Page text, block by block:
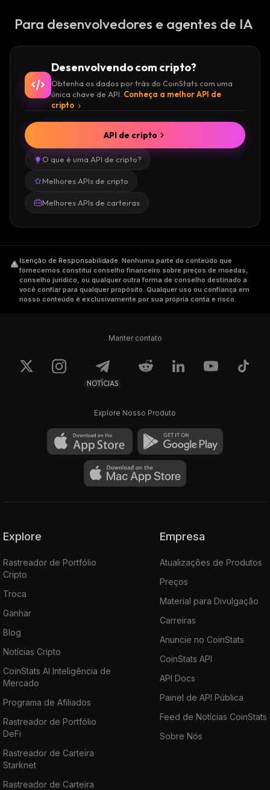
Para desenvolvedores e agentes de IA
Desenvolvendo com cripto?
Obtenha os dados por trás do CoinStats com uma
única chave de API. Conheça a melhor API de
cripto
O que é uma API de cripto?
Melhores APIs de cripto
Melhores APIs de carteiras
API de cripto
Isenção de Responsabilidade. Nenhuma parte do conteúdo que
fornecemos constitui conselho financeiro sobre preços de moedas,
conselho jurídico, ou qualquer outra forma de conselho destinado a
você confiar para qualquer propósito. Qualquer uso ou confiança em
nosso conteúdo é exclusivamente por sua própria conta e risco.
Manter contato
NOTÍCIAS
Explore Nosso Produto
Explore
Rastreador de Portfólio
Cripto
Troca
Ganhar
Blog
Notícias Cripto
CoinStats AI Inteligência de
Mercado
Programa de Afiliados
Rastreador de Portfólio
DeFi
Rastreador de Carteira
Starknet
Rastreador de Carteira
Empresa
Atualizações de Produtos
Preços
Material para Divulgação
Carreiras
Anuncie no CoinStats
CoinStats API
API Docs
Painel de API Pública
Feed de Notícias CoinStats
Sobre Nós